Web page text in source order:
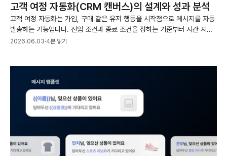
고객 여정 자동화(CRM 캔버스)의 설계와 성과 분석
고객 여정 자동화는 가입, 구매 같은 유저 행동을 시작점으로 메시지를 자동
발송하는 기능입니다. 진입 조건과 종료 조건을 정하는 기준부터 시간 지연,
분기, A/B 테스트, 방해 금지 시간대까지 여정 설계 과정을 정리했습니다.
2026.06.03·4분 읽기